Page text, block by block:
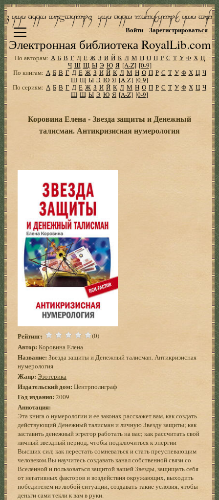
Электронная библиотека RoyalLib.com
Войти Зарегистрироваться
По авторам: А Б В Г Д Е Ж З И Й К Л М Н О П Р С Т У Ф Х Ц
Ч Ш Щ Ы Э Ю Я [A-Z] [0-9]
По книгам: А Б В Г Д Е Ж З И Й К Л М Н О П Р С Т У Ф Х Ц Ч
Ш Щ Ы Э Ю Я [A-Z] [0-9]
По сериям: А Б В Г Д Е Ж З И Й К Л М Н О П Р С Т У Ф Х Ц Ч
Ш Щ Ы Э Ю Я [A-Z] [0-9]
Коровина Елена - Звезда защиты и Денежный
талисман. Антикризисная нумерология
Рейтинг: (0)
Автор: Коровина Елена
Название: Звезда защиты и Денежный талисман. Антикризисная
нумерология
Жанр: Эзотерика
Издательский дом: Центрполиграф
Год издания: 2009
Аннотация:
Эта книга о нумерологии и ее законах расскажет вам, как создать
действующий Денежный талисман и личную Звезду защиты; как
заставить денежный эгрегор работать на вас; как рассчитать свой
личный звездный период, чтобы подключиться к энергии
Высших сил; как перестать сомневаться и стать преуспевающим
человеком.Вы научитесь создавать канал собственной связи со
Вселенной и пользоваться защитой вашей Звезды, защищать себя
от негативных факторов и воздействия окружающих, выходить
победителем из любой ситуации, создавать такие условия, чтобы
деньги сами текли к вам в руки.